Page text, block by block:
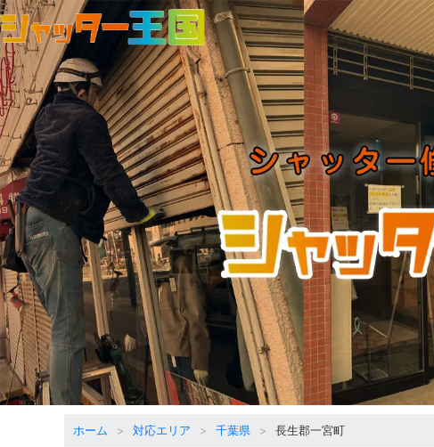
ホーム 対応エリア 千葉県 長生郡一宮町